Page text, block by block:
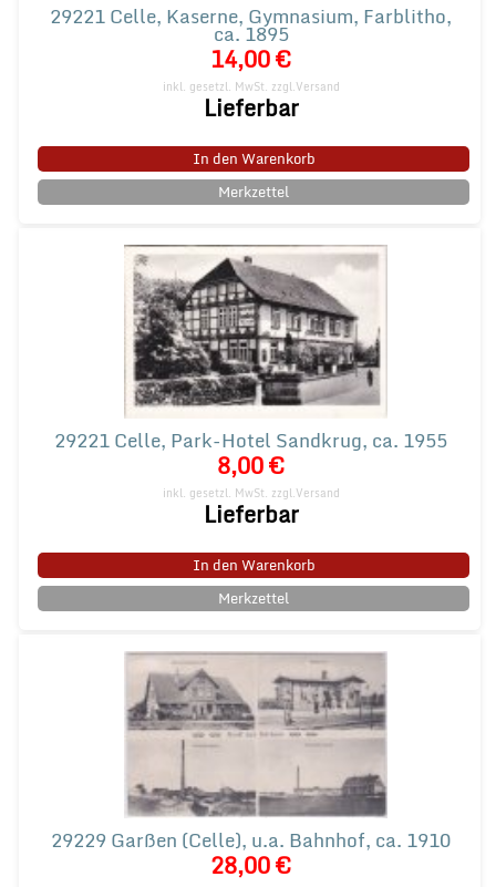
29221 Celle, Kaserne, Gymnasium, Farblitho,
ca. 1895
14,00 €
inkl. gesetzl. MwSt. zzgl.Versand
Lieferbar
In den Warenkorb
Merkzettel
29221 Celle, Park-Hotel Sandkrug, ca. 1955
8,00 €
inkl. gesetzl. MwSt. zzgl.Versand
Lieferbar
In den Warenkorb
Merkzettel
29229 Garßen (Celle), u.a. Bahnhof, ca. 1910
28,00 €